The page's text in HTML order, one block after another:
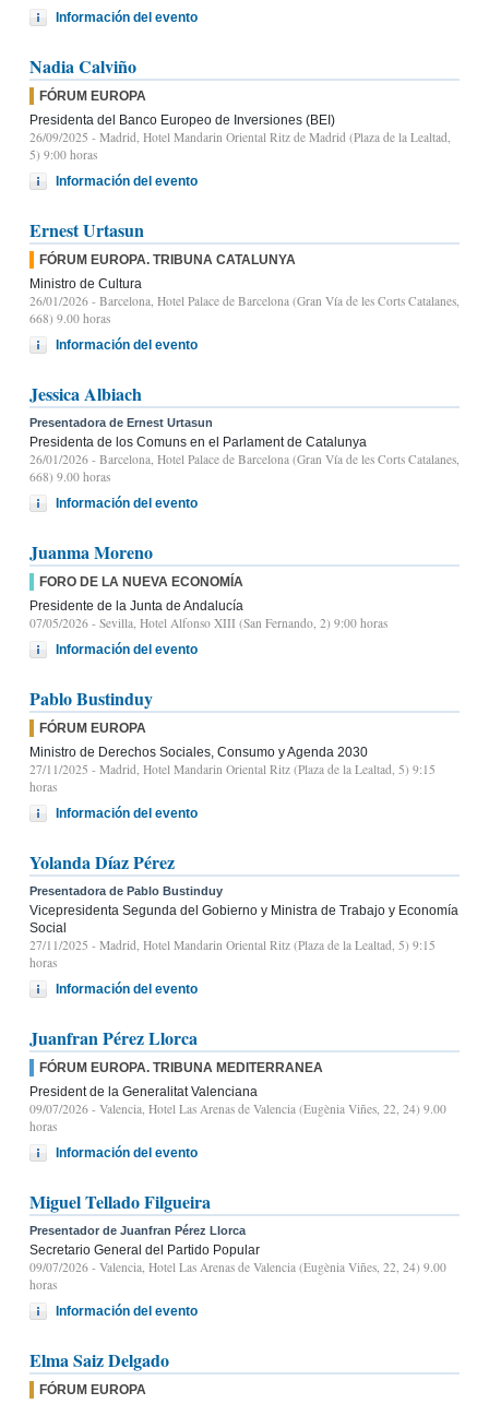
Información del evento
Nadia Calviño
FÓRUM EUROPA
Presidenta del Banco Europeo de Inversiones (BEI)
26/09/2025 - Madrid, Hotel Mandarin Oriental Ritz de Madrid (Plaza de la Lealtad,
5) 9:00 horas
Información del evento
Ernest Urtasun
FÓRUM EUROPA. TRIBUNA CATALUNYA
Ministro de Cultura
26/01/2026 - Barcelona, Hotel Palace de Barcelona (Gran Vía de les Corts Catalanes,
668) 9.00 horas
Información del evento
Jessica Albiach
Presentadora de Ernest Urtasun
Presidenta de los Comuns en el Parlament de Catalunya
26/01/2026 - Barcelona, Hotel Palace de Barcelona (Gran Vía de les Corts Catalanes,
668) 9.00 horas
Información del evento
Juanma Moreno
FORO DE LA NUEVA ECONOMÍA
Presidente de la Junta de Andalucía
07/05/2026 - Sevilla, Hotel Alfonso XIII (San Fernando, 2) 9:00 horas
Información del evento
Pablo Bustinduy
FÓRUM EUROPA
Ministro de Derechos Sociales, Consumo y Agenda 2030
27/11/2025 - Madrid, Hotel Mandarin Oriental Ritz (Plaza de la Lealtad, 5) 9:15
horas
Información del evento
Yolanda Díaz Pérez
Presentadora de Pablo Bustinduy
Vicepresidenta Segunda del Gobierno y Ministra de Trabajo y Economía
Social
27/11/2025 - Madrid, Hotel Mandarin Oriental Ritz (Plaza de la Lealtad, 5) 9:15
horas
Información del evento
Juanfran Pérez Llorca
FÓRUM EUROPA. TRIBUNA MEDITERRANEA
President de la Generalitat Valenciana
09/07/2026 - Valencia, Hotel Las Arenas de Valencia (Eugènia Viñes, 22, 24) 9.00
horas
Información del evento
Miguel Tellado Filgueira
Presentador de Juanfran Pérez Llorca
Secretario General del Partido Popular
09/07/2026 - Valencia, Hotel Las Arenas de Valencia (Eugènia Viñes, 22, 24) 9.00
horas
Información del evento
Elma Saiz Delgado
FÓRUM EUROPA